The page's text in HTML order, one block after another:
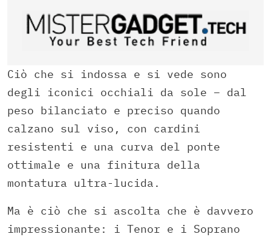
Ciò che si indossa e si vede sono
degli iconici occhiali da sole – dal
peso bilanciato e preciso quando
calzano sul viso, con cardini
resistenti e una curva del ponte
ottimale e una finitura della
montatura ultra-lucida.
Ma è ciò che si ascolta che è davvero
impressionante: i Tenor e i Soprano